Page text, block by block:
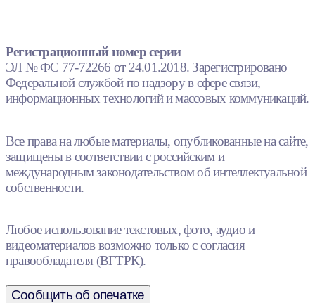
Регистрационный номер серии
ЭЛ № ФС 77-72266 от 24.01.2018. Зарегистрировано
Федеральной службой по надзору в сфере связи,
информационных технологий и массовых коммуникаций.
Все права на любые материалы, опубликованные на сайте,
защищены в соответствии с российским и
международным законодательством об интеллектуальной
собственности.
Любое использование текстовых, фото, аудио и
видеоматериалов возможно только с согласия
правообладателя (ВГТРК).
Сообщить об опечатке